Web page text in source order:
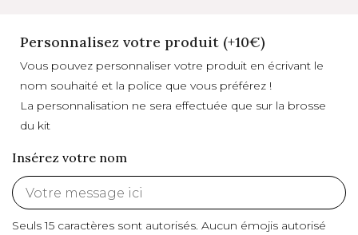
Personnalisez votre produit (+10€)
Vous pouvez personnaliser votre produit en écrivant le
nom souhaité et la police que vous préférez !
La personnalisation ne sera effectuée que sur la brosse
du kit
Insérez votre nom
Seuls 15 caractères sont autorisés. Aucun émojis autorisé